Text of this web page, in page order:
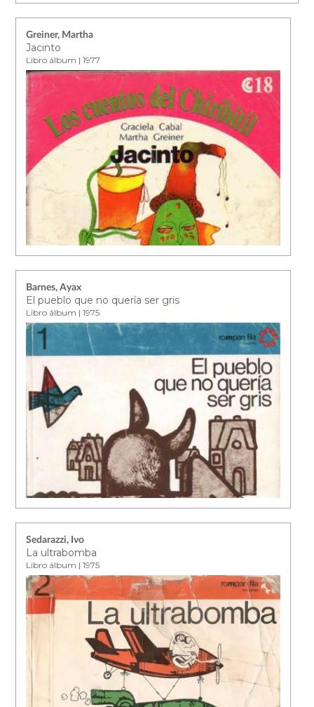
Greiner, Martha
Jacinto
Libro álbum | 1977
Barnes, Ayax
El pueblo que no quería ser gris
Libro álbum | 1975
Sedarazzi, Ivo
La ultrabomba
Libro álbum | 1975